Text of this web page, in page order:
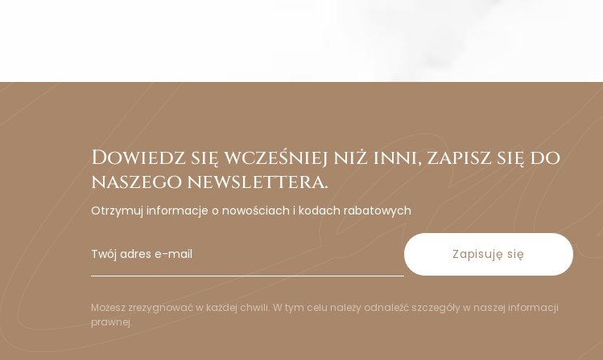
Dowiedz się wcześniej niż inni, zapisz się do
naszego newslettera.
Otrzymuj informacje o nowościach i kodach rabatowych
Zapisuję się
Możesz zrezygnować w każdej chwili. W tym celu należy odnaleźć szczegóły w naszej informacji
prawnej.